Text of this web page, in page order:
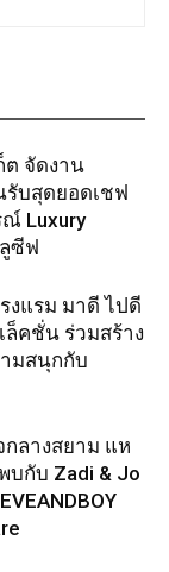
ต จัดงาน
รับสุดยอดเชฟ
Luxury
ซีฟ
งแรม มาดี ไปดี
ล็คชั่น ร่วมสร้าง
มสนุกกับ
ลางสยาม แห
บกับ Zadi & Jo